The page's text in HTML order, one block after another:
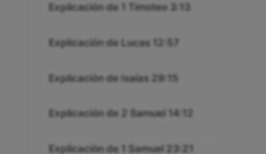
Explicación de 1 Timoteo 3:13
Explicación de Lucas 12:57
Explicación de Isaías 29:15
Explicación de 2 Samuel 14:12
Explicación de 1 Samuel 23:21